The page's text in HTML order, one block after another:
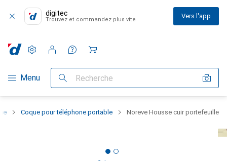
digitec
Trouvez et commandez plus vite Vers l'app
Navigation par catégorie
Menu Recherche
Paramètres
Compte client
Listes de comparaison
Listes d'envies
Panier
Coque pour téléphone portable Noreve Housse cuir portefeuille